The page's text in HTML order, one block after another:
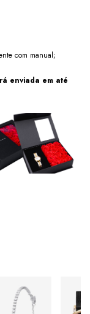
com manual;
enviada em até